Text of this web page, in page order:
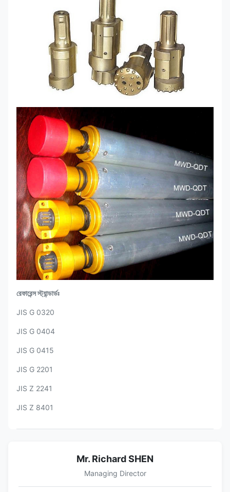
রেফারেন্স স্ট্যান্ডার্ডঃ
JIS G 0320
JIS G 0404
JIS G 0415
JIS G 2201
JIS Z 2241
JIS Z 8401
Mr. Richard SHEN
Managing Director